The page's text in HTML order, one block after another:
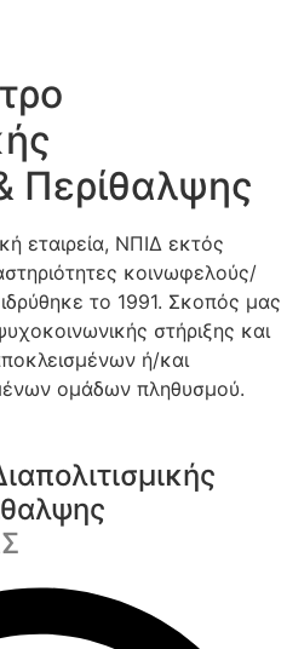
Περίθαλψης
εταιρεία, ΝΠΙΔ εκτός
κοινωφελούς/
το 1991. Σκοπός μας
στήριξης και
ή/και
ομάδων πληθυσμού.